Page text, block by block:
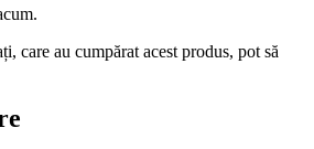
care au cumpărat acest produs, pot să